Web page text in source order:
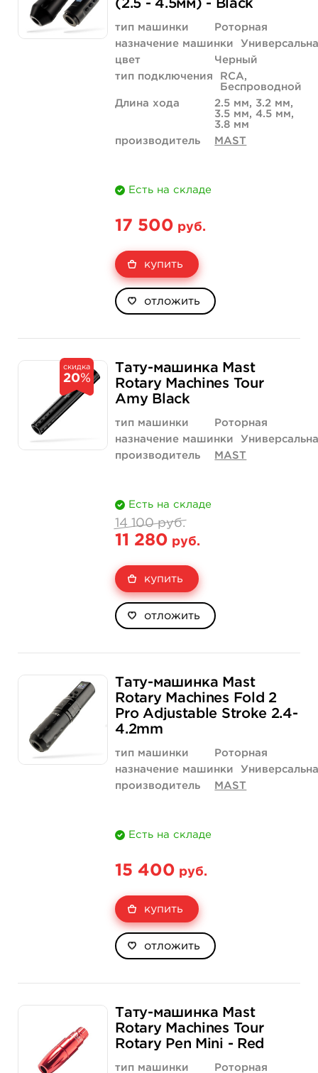
(2.5 - 4.5мм) - Black
тип машинки
Роторная
назначение машинки
цвет
Черный
тип подключения
RCA,
Беспроводной
Длина хода
2.5 мм, 3.2 мм,
3.5 мм, 4.5 мм,
3.8 мм
производитель
MAST
Есть на складе
17 500 руб.
купить
отложить
скидка
20%
Тату-машинка Mast
Rotary Machines Tour
Amy Black
тип машинки
Роторная
назначение машинки
производитель
MAST
Есть на складе
14 100 руб.
11 280 руб.
купить
отложить
Тату-машинка Mast
Rotary Machines Fold 2
Pro Adjustable Stroke 2.4-
4.2mm
тип машинки
Роторная
назначение машинки
производитель
MAST
Есть на складе
15 400 руб.
купить
отложить
Тату-машинка Mast
Rotary Machines Tour
Rotary Pen Mini - Red
тип машинки
Роторная